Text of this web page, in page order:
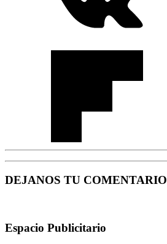
DEJANOS TU COMENTARIO
Espacio Publicitario